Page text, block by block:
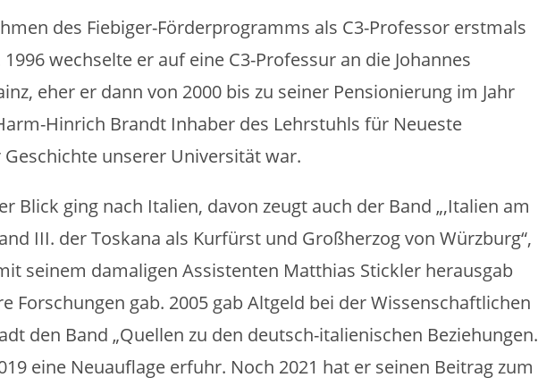
des Fiebiger-Förderprogramms als C3-Professor erstmals
wechselte er auf eine C3-Professur an die Johannes
eher er dann von 2000 bis zu seiner Pensionierung im Jahr
Hinrich Brandt Inhaber des Lehrstuhls für Neueste
unserer Universität war.
Blick ging nach Italien, davon zeugt auch der Band „‚Italien am
III. der Toskana als Kurfürst und Großherzog von Würzburg“,
seinem damaligen Assistenten Matthias Stickler herausgab
Forschungen gab. 2005 gab Altgeld bei der Wissenschaftlichen
den Band „Quellen zu den deutsch-italienischen Beziehungen.
eine Neuauflage erfuhr. Noch 2021 hat er seinen Beitrag zum